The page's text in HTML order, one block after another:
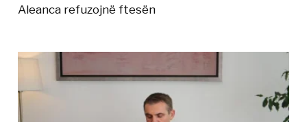
Aleanca refuzojnë ftesën